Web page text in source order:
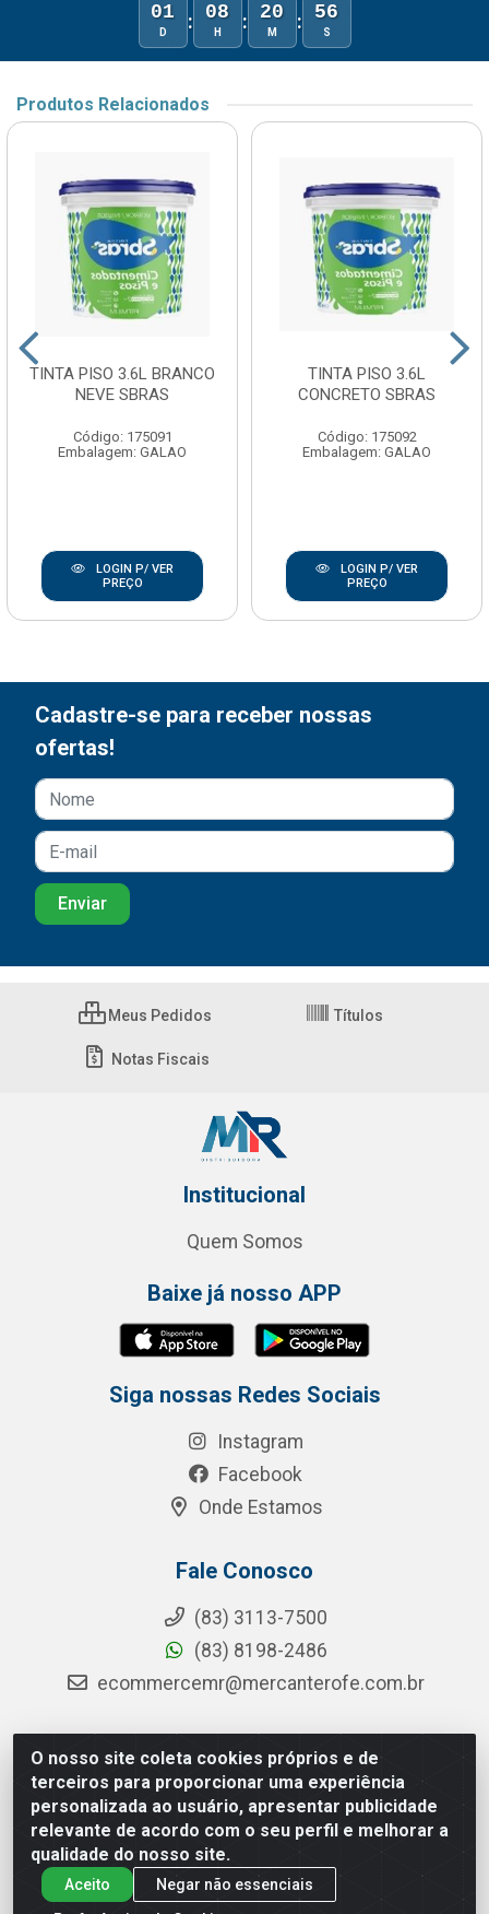
01
D : 08
H : 20
M : 56
S
Produtos Relacionados
TINTA PISO 3.6L BRANCO
NEVE SBRAS
Código: 175091
Embalagem: GALAO
LOGIN P/ VER
PREÇO
TINTA PISO 3.6L
CONCRETO SBRAS
Código: 175092
Embalagem: GALAO
LOGIN P/ VER
PREÇO
O nosso site coleta cookies próprios e de
terceiros para proporcionar uma experiência
personalizada ao usuário, apresentar publicidade
relevante de acordo com o seu perfil e melhorar a
qualidade do nosso site.
Aceito
Negar não essenciais
Cadastre-se para receber nossas
ofertas!
Meus Pedidos Títulos
Notas Fiscais
Institucional
Quem Somos
Baixe já nosso APP
Siga nossas Redes Sociais
Instagram
Facebook
Onde Estamos
Fale Conosco
(83) 3113-7500
(83) 8198-2486
ecommercemr@mercanterofe.com.br
MR Distribuidora - Rua Hortêncio Ribeiro de Luna, 3777 -
Distrito Industrial, João Pessoa/PB - CEP 58081-400 -
CNPJ 35.428.312/0001-85